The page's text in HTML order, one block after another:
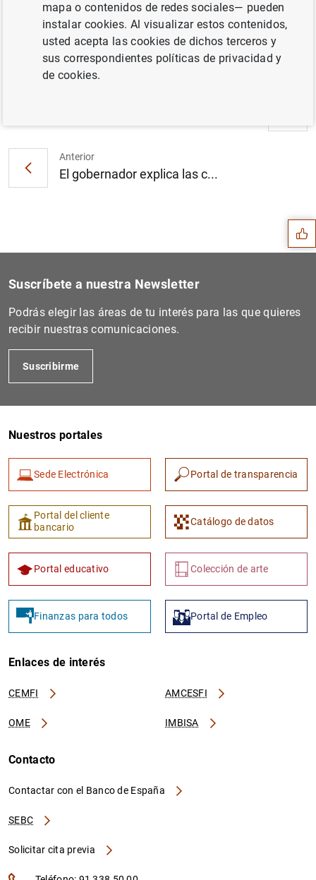
Anterior
El gobernador explica las c... Sugerencias
Suscríbete a nuestra Newsletter
Podrás elegir las áreas de tu interés para las que quieres
recibir nuestras comunicaciones.
Suscribirme
Nuestros portales
Sede Electrónica Portal de transparencia
Portal del cliente
bancario
Catálogo de datos
Portal educativo Colección de arte
Finanzas para todos Portal de Empleo
Enlaces de interés
CEMFI AMCESFI
OME IMBISA
Contacto
Contactar con el Banco de España
SEBC
Solicitar cita previa
mapa o contenidos de redes sociales— pueden
instalar cookies. Al visualizar estos contenidos,
usted acepta las cookies de dichos terceros y
sus correspondientes políticas de privacidad y
de cookies.